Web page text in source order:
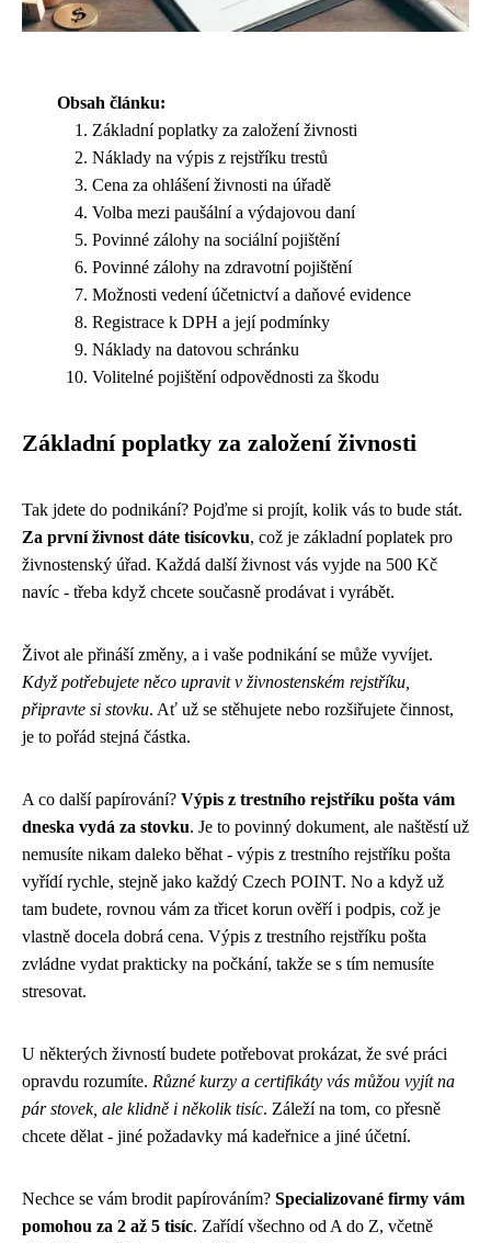
Obsah článku:
Základní poplatky za založení živnosti
Náklady na výpis z rejstříku trestů
Cena za ohlášení živnosti na úřadě
Volba mezi paušální a výdajovou daní
Povinné zálohy na sociální pojištění
Povinné zálohy na zdravotní pojištění
Možnosti vedení účetnictví a daňové evidence
Registrace k DPH a její podmínky
Náklady na datovou schránku
Volitelné pojištění odpovědnosti za škodu
Základní poplatky za založení živnosti
Tak jdete do podnikání? Pojďme si projít, kolik vás to bude stát.
Za první živnost dáte tisícovku, což je základní poplatek pro
živnostenský úřad. Každá další živnost vás vyjde na 500 Kč
navíc - třeba když chcete současně prodávat i vyrábět.
Život ale přináší změny, a i vaše podnikání se může vyvíjet.
Když potřebujete něco upravit v živnostenském rejstříku,
připravte si stovku. Ať už se stěhujete nebo rozšiřujete činnost,
je to pořád stejná částka.
A co další papírování? Výpis z trestního rejstříku pošta vám
dneska vydá za stovku. Je to povinný dokument, ale naštěstí už
nemusíte nikam daleko běhat - výpis z trestního rejstříku pošta
vyřídí rychle, stejně jako každý Czech POINT. No a když už
tam budete, rovnou vám za třicet korun ověří i podpis, což je
vlastně docela dobrá cena. Výpis z trestního rejstříku pošta
zvládne vydat prakticky na počkání, takže se s tím nemusíte
stresovat.
U některých živností budete potřebovat prokázat, že své práci
opravdu rozumíte. Různé kurzy a certifikáty vás můžou vyjít na
pár stovek, ale klidně i několik tisíc. Záleží na tom, co přesně
chcete dělat - jiné požadavky má kadeřnice a jiné účetní.
Nechce se vám brodit papírováním? Specializované firmy vám
pomohou za 2 až 5 tisíc. Zařídí všechno od A do Z, včetně